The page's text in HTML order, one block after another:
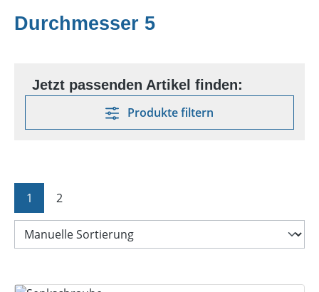
Durchmesser 5
Produkte filtern
Seite
1 Seite
2